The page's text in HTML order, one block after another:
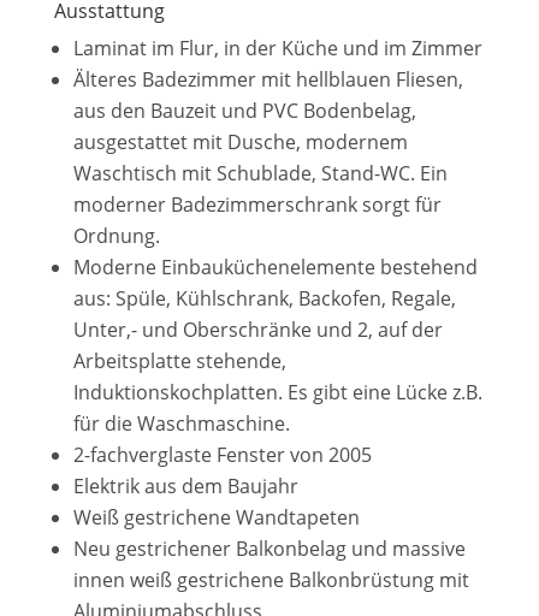
Ausstattung
Laminat im Flur, in der Küche und im Zimmer
Älteres Badezimmer mit hellblauen Fliesen,
aus den Bauzeit und PVC Bodenbelag,
ausgestattet mit Dusche, modernem
Waschtisch mit Schublade, Stand-WC. Ein
moderner Badezimmerschrank sorgt für
Ordnung.
Moderne Einbauküchenelemente bestehend
aus: Spüle, Kühlschrank, Backofen, Regale,
Unter,- und Oberschränke und 2, auf der
Arbeitsplatte stehende,
Induktionskochplatten. Es gibt eine Lücke z.B.
für die Waschmaschine.
2-fachverglaste Fenster von 2005
Elektrik aus dem Baujahr
Weiß gestrichene Wandtapeten
Neu gestrichener Balkonbelag und massive
innen weiß gestrichene Balkonbrüstung mit